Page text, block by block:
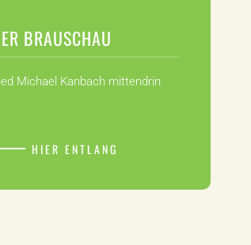
BRAUSCHAU
Michael Kanbach mittendrin
HIER ENTLANG